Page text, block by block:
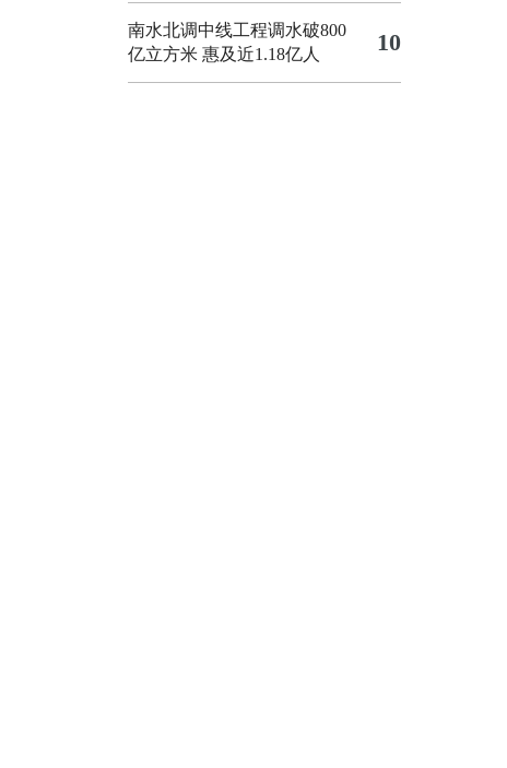
南水北调中线工程调水破800
亿立方米 惠及近1.18亿人
10